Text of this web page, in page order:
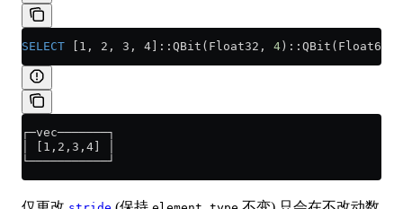
SELECT [1, 2, 3, 4]::QBit(Float32, 4 )::QBit(Float64,
┌─vec───────┐
│ [1,2,3,4] │
└───────────┘